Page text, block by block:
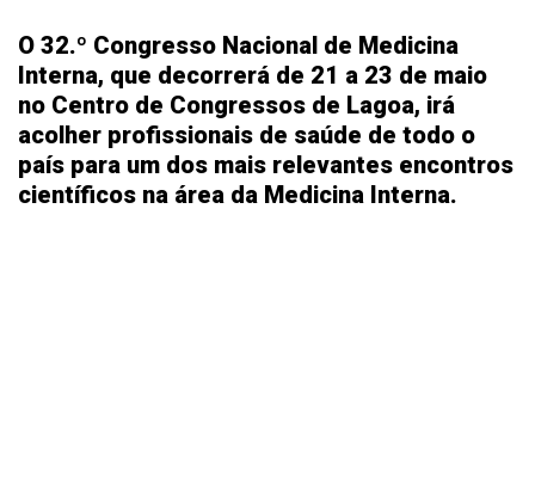
O 32.º Congresso Nacional de Medicina
Interna, que decorrerá de 21 a 23 de maio
no Centro de Congressos de Lagoa, irá
acolher profissionais de saúde de todo o
país para um dos mais relevantes encontros
científicos na área da Medicina Interna.